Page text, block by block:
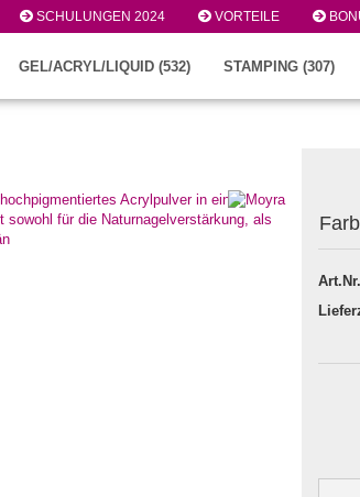
SCHULUNGEN 2024 VORTEILE
GEL/ACRYL/LIQUID (532) STAMPING (307)